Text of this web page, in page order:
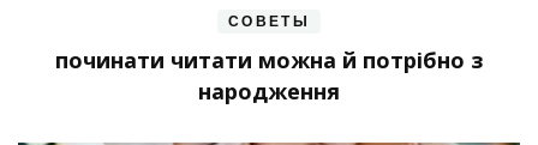
СОВЕТЫ
починати читати можна й потрібно з
народження